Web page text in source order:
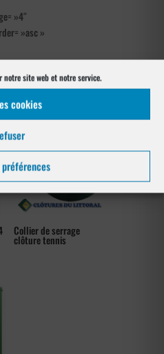
site web et notre service.
cookies
»4″
»asc »
Collier de serrage
clôture tennis